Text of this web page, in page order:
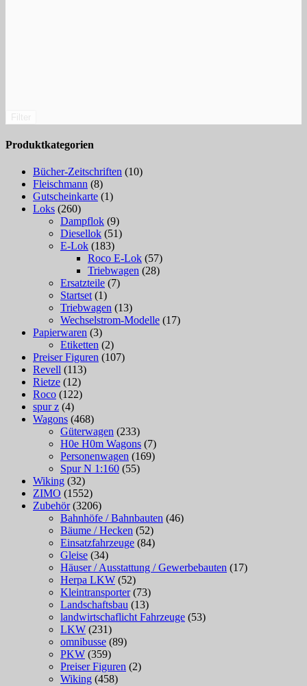
Produktkategorien
Bücher-Zeitschriften (10)
Fleischmann (8)
Gutscheinkarte (1)
Loks (260)
Dampflok (9)
Diesellok (51)
E-Lok (183)
Roco E-Lok (57)
Triebwagen (28)
Ersatzteile (7)
Startset (1)
Triebwagen (13)
Wechselstrom-Modelle (17)
Papierwaren (3)
Etiketten (2)
Preiser Figuren (107)
Revell (113)
Rietze (12)
Roco (122)
spur z (4)
Wagons (468)
Güterwagen (233)
H0e H0m Wagons (7)
Personenwagen (169)
Spur N 1:160 (55)
Wiking (32)
ZIMO (1552)
Zubehör (3206)
Bahnhöfe / Bahnbauten (46)
Bäume / Hecken (52)
Einsatzfahrzeuge (84)
Gleise (34)
Häuser / Ausstattung / Gewerbebauten (17)
Herpa LKW (52)
Kleintransporter (73)
Landschaftsbau (13)
landwirtschaflicht Fahrzeuge (53)
LKW (231)
omnibusse (89)
PKW (359)
Preiser Figuren (2)
Wiking (458)